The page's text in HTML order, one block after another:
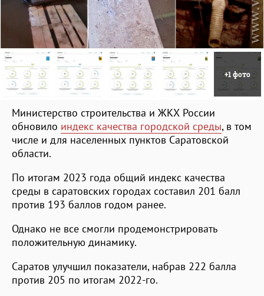
+1 фото
Министерство строительства и ЖКХ России
обновило индекс качества городской среды, в том
числе и для населенных пунктов Саратовской
области.
По итогам 2023 года общий индекс качества
среды в саратовских городах составил 201 балл
против 193 баллов годом ранее.
Однако не все смогли продемонстрировать
положительную динамику.
Саратов улучшил показатели, набрав 222 балла
против 205 по итогам 2022-го.